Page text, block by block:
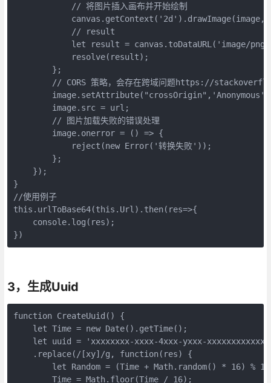
            // 将图片插入画布并开始绘制
canvas.getContext('2d').drawImage(image,
            // result
let result = canvas.toDataURL('image/
            resolve(result);
        };
// CORS 策略，会存在跨域问题https://
        image.src = url;
        // 图片加载失败的错误处理
        image.onerror = () => {
            reject(new Error('转换失败'));
        };
    });
}
//使用例子
this.urlToBase64(this.Url).then(res=>{
    console.log(res);
})
3，生成Uuid
function CreateUuid() {
    let Time = new Date().getTime();
    let uuid = 'xxxxxxxx-xxxx-4xxx-yxxx-xxxxxxxxxxxx'
    .replace(/[xy]/g, function(res) {
let Random = (Time + Math.random() * 16) %
        Time = Math.floor(Time / 16);